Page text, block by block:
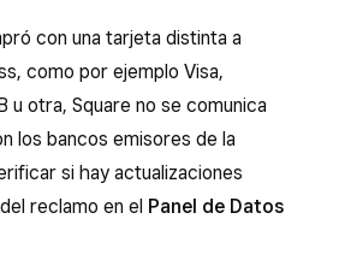
con una tarjeta distinta a
como por ejemplo Visa,
u otra, Square no se comunica
los bancos emisores de la
si hay actualizaciones
reclamo en el Panel de Datos